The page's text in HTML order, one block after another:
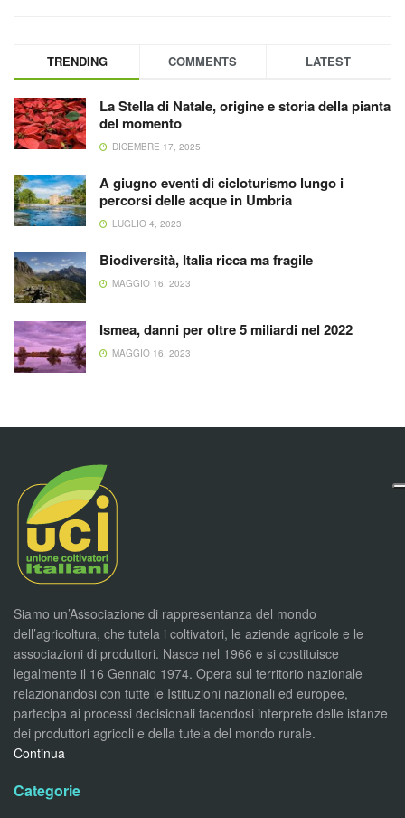
TRENDING COMMENTS LATEST
La Stella di Natale, origine e storia della pianta
del momento
DICEMBRE 17, 2025
A giugno eventi di cicloturismo lungo i
percorsi delle acque in Umbria
LUGLIO 4, 2023
Biodiversità, Italia ricca ma fragile
MAGGIO 16, 2023
Ismea, danni per oltre 5 miliardi nel 2022
MAGGIO 16, 2023
Siamo un’Associazione di rappresentanza del mondo
dell’agricoltura, che tutela i coltivatori, le aziende agricole e le
associazioni di produttori. Nasce nel 1966 e si costituisce
legalmente il 16 Gennaio 1974. Opera sul territorio nazionale
relazionandosi con tutte le Istituzioni nazionali ed europee,
partecipa ai processi decisionali facendosi interprete delle istanze
dei produttori agricoli e della tutela del mondo rurale.
Continua
Categorie